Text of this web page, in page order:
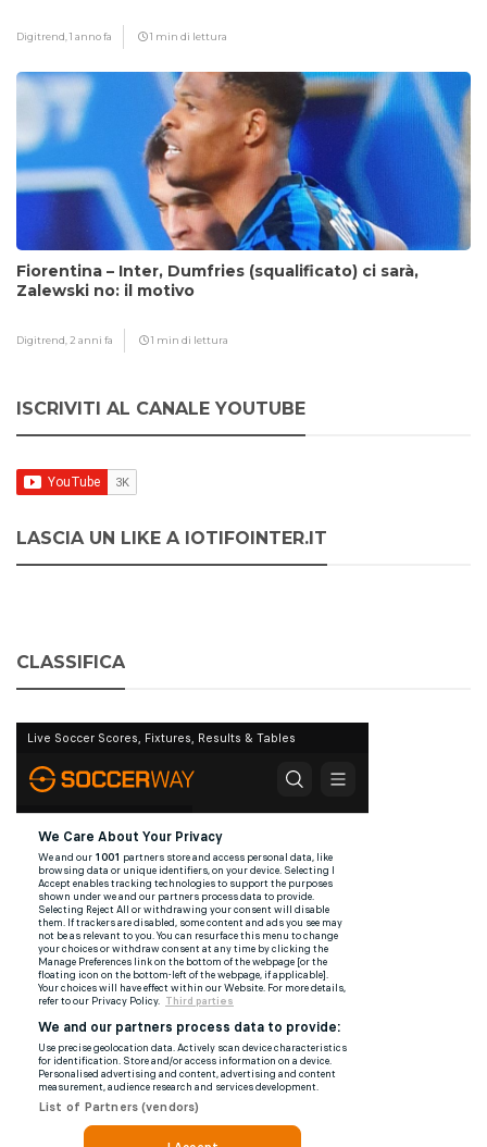
Digitrend,1 anno fa 1 min di lettura
Fiorentina – Inter, Dumfries (squalificato) ci sarà,
Zalewski no: il motivo
Digitrend, 2 anni fa 1 min di lettura
ISCRIVITI AL CANALE YOUTUBE
LASCIA UN LIKE A IOTIFOINTER.IT
CLASSIFICA